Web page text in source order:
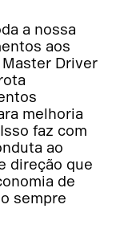
a nossa
aos
Driver
melhoria
faz com
ao
direção que
de
sempre